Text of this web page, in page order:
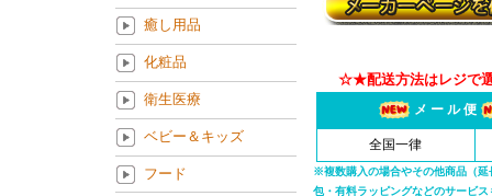
☆★配送方法はレジで
メ ー ル 便
全国一律
※複数購入の場合やその他商品（延
包・有料ラッピングなどのサービ
癒し用品
化粧品
衛生医療
ベビー＆キッズ
フード